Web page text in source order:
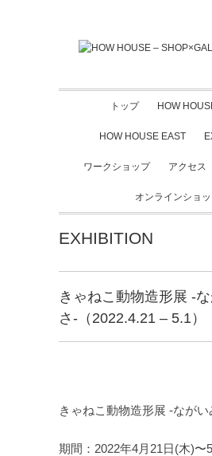
トップ HOW
HOW HOUSE EAST
ワークショップ アクセス
オンラインショ
EXHIBITION
きゃねこ動物造形展 -な
さ-（2022.4.21 – 5.1）
きゃねこ動物造形展 -なが
期間：2022年4月21日(木)〜